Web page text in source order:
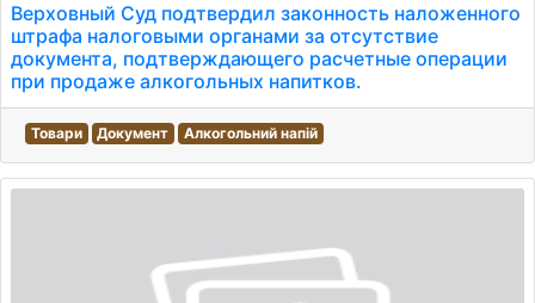
Верховный Суд подтвердил законность наложенного
штрафа налоговыми органами за отсутствие
документа, подтверждающего расчетные операции
при продаже алкогольных напитков.
Товари Документ Алкогольний напій